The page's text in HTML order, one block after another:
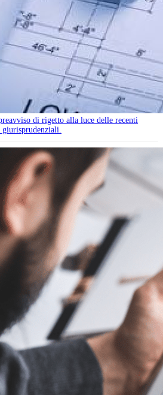
di rigetto alla luce delle recenti